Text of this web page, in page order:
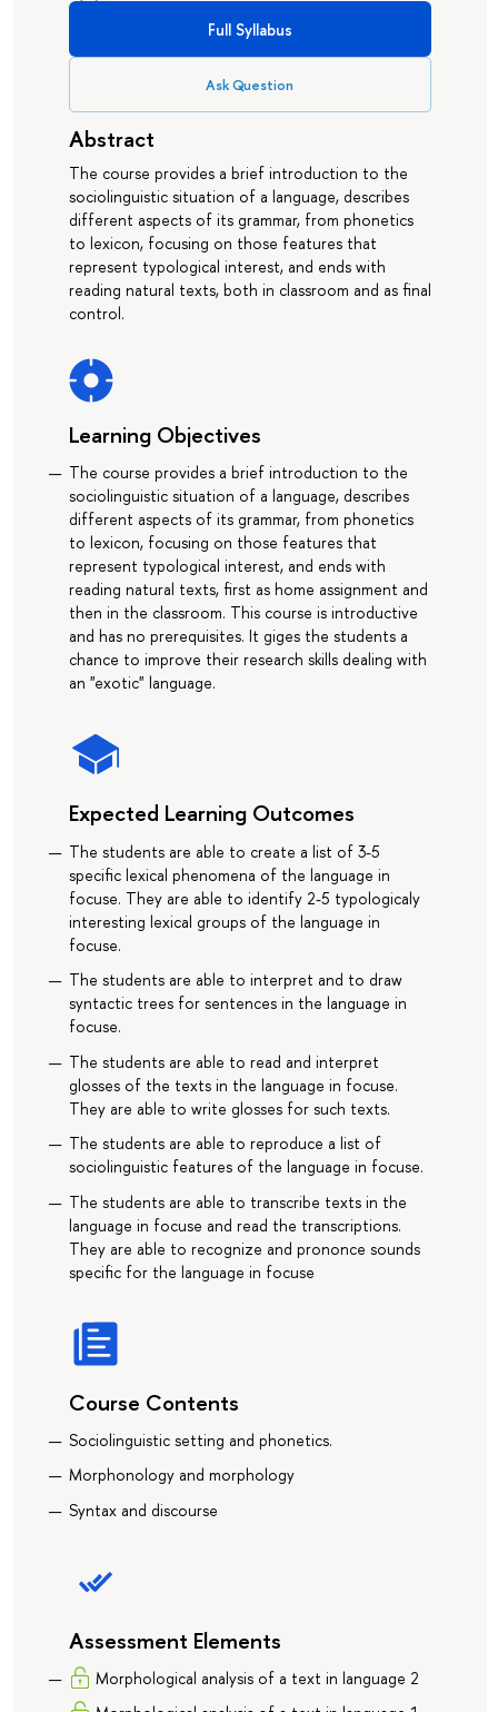
Full Syllabus
Ask Question
Abstract
The course provides a brief introduction to the
sociolinguistic situation of a language, describes
different aspects of its grammar, from phonetics
to lexicon, focusing on those features that
represent typological interest, and ends with
reading natural texts, both in classroom and as final
control.
Learning Objectives
The course provides a brief introduction to the
sociolinguistic situation of a language, describes
different aspects of its grammar, from phonetics
to lexicon, focusing on those features that
represent typological interest, and ends with
reading natural texts, first as home assignment and
then in the classroom. This course is introductive
and has no prerequisites. It giges the students a
chance to improve their research skills dealing with
an "exotic" language.
Expected Learning Outcomes
The students are able to create a list of 3-5
specific lexical phenomena of the language in
focuse. They are able to identify 2-5 typologicaly
interesting lexical groups of the language in
focuse.
The students are able to interpret and to draw
syntactic trees for sentences in the language in
focuse.
The students are able to read and interpret
glosses of the texts in the language in focuse.
They are able to write glosses for such texts.
The students are able to reproduce a list of
sociolinguistic features of the language in focuse.
The students are able to transcribe texts in the
language in focuse and read the transcriptions.
They are able to recognize and prononce sounds
specific for the language in focuse
Course Contents
Sociolinguistic setting and phonetics.
Morphonology and morphology
Syntax and discourse
Assessment Elements
Morphological analysis of a text in language 2